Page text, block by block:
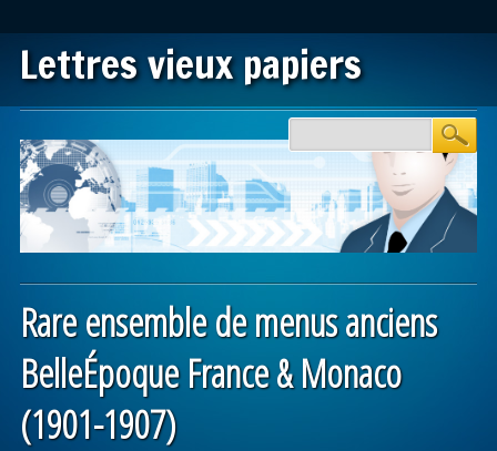
Lettres vieux papiers
Main menu
Rare ensemble de menus anciens
BelleÉpoque France & Monaco
(1901-1907)